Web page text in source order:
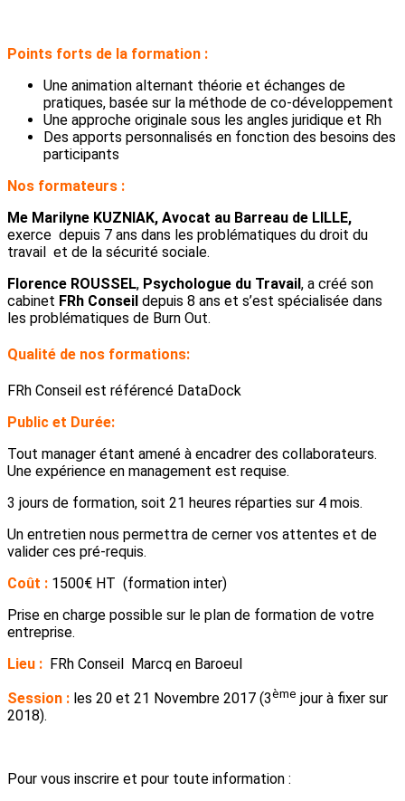
Points forts de la formation :
Une animation alternant théorie et échanges de
pratiques, basée sur la méthode de co-développement
Une approche originale sous les angles juridique et Rh
Des apports personnalisés en fonction des besoins des
participants
Nos formateurs :
Me Marilyne KUZNIAK, Avocat au Barreau de LILLE,
exerce depuis 7 ans dans les problématiques du droit du
travail et de la sécurité sociale.
Florence ROUSSEL, Psychologue du Travail, a créé son
cabinet FRh Conseil depuis 8 ans et s’est spécialisée dans
les problématiques de Burn Out.
Qualité de nos formations:
FRh Conseil est référencé DataDock
Public et Durée:
Tout manager étant amené à encadrer des collaborateurs.
Une expérience en management est requise.
3 jours de formation, soit 21 heures réparties sur 4 mois.
Un entretien nous permettra de cerner vos attentes et de
valider ces pré-requis.
Coût : 1500€ HT (formation inter)
Prise en charge possible sur le plan de formation de votre
entreprise.
Lieu : FRh Conseil Marcq en Baroeul
Session : les 20 et 21 Novembre 2017 (3ème jour à fixer sur
2018).
Pour vous inscrire et pour toute information :